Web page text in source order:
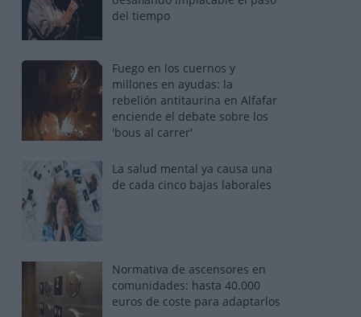
del tiempo
Fuego en los cuernos y
millones en ayudas: la
rebelión antitaurina en Alfafar
enciende el debate sobre los
'bous al carrer'
La salud mental ya causa una
de cada cinco bajas laborales
Normativa de ascensores en
comunidades: hasta 40.000
euros de coste para adaptarlos